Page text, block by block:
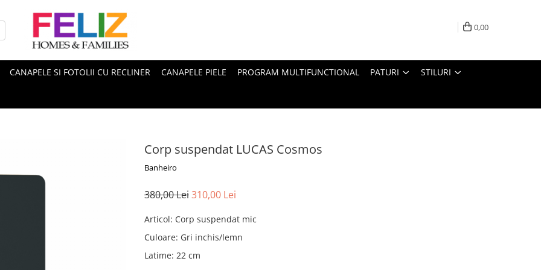
0,00
CANAPELE SI FOTOLII CU RECLINER CANAPELE PIELE PROGRAM MULTIFUNCTIONAL PATURI STILURI
Corp suspendat LUCAS Cosmos
Banheiro
380,00 Lei310,00 Lei
Articol: Corp suspendat mic
Culoare: Gri inchis/lemn
Latime: 22 cm